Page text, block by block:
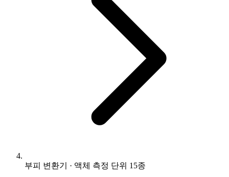
부피 변환기 · 액체 측정 단위 15종